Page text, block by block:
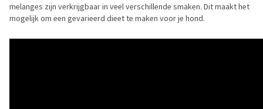
melanges zijn verkrijgbaar in veel verschillende smaken. Dit maakt het
mogelijk om een gevarieerd dieet te maken voor je hond.